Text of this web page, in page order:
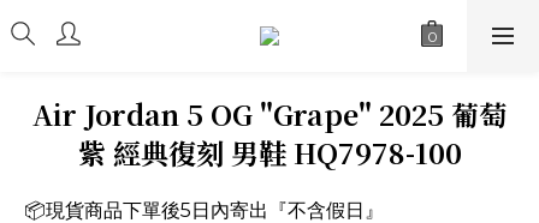
Air Jordan 5 OG "Grape" 2025 葡萄
紫 經典復刻 男鞋 HQ7978-100
📦現貨商品下單後5日內寄出『不含假日』